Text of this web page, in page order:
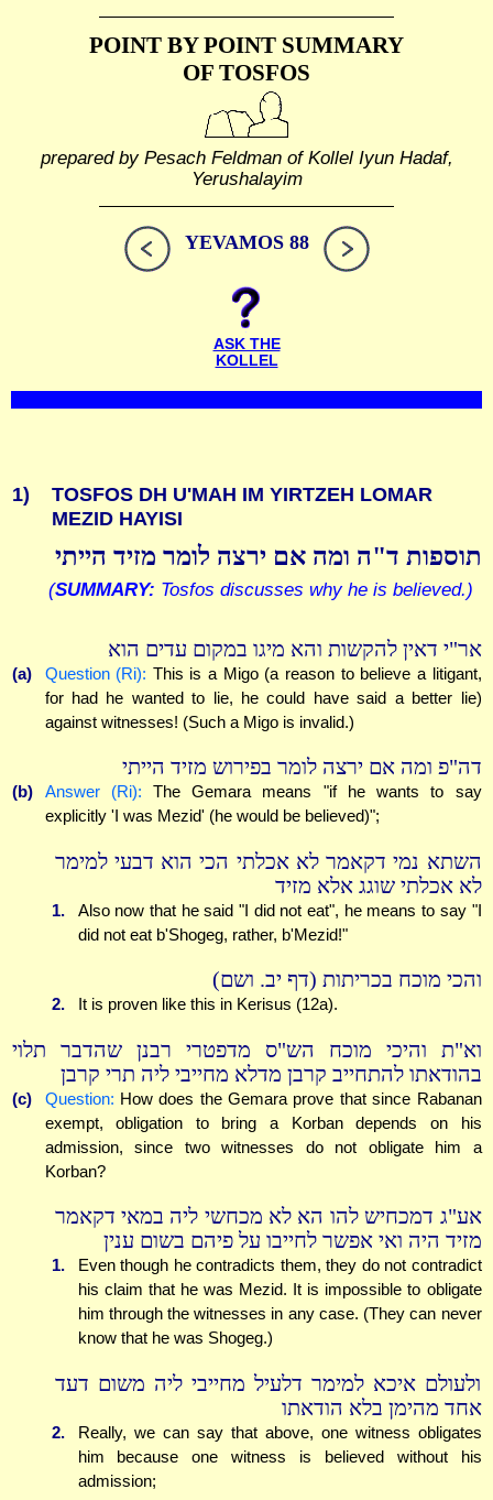
POINT BY POINT SUMMARY
OF TOSFOS
prepared by Pesach Feldman of Kollel Iyun Hadaf,
Yerushalayim
YEVAMOS 88
ASK THE
KOLLEL
1)
TOSFOS DH U'MAH IM YIRTZEH LOMAR
MEZID HAYISI
תוספות ד"ה ומה אם ירצה לומר מזיד הייתי
(SUMMARY: Tosfos discusses why he is believed.)
אר"י דאין להקשות והא מיגו במקום עדים הוא
(a) Question (Ri): This is a Migo (a reason to believe a litigant,
for had he wanted to lie, he could have said a better lie)
against witnesses! (Such a Migo is invalid.)
דה"פ ומה אם ירצה לומר בפירוש מזיד הייתי
(b) Answer (Ri): The Gemara means "if he wants to say
explicitly 'I was Mezid' (he would be believed)";
השתא נמי דקאמר לא אכלתי הכי הוא דבעי למימר
לא אכלתי שוגג אלא מזיד
1.
Also now that he said "I did not eat", he means to say "I
did not eat b'Shogeg, rather, b'Mezid!"
והכי מוכח בכריתות (דף יב. ושם)
2. It is proven like this in Kerisus (12a).
וא"ת והיכי מוכח הש"ס מדפטרי רבנן שהדבר תלוי
בהודאתו להתחייב קרבן מדלא מחייבי ליה תרי קרבן
(c) Question: How does the Gemara prove that since Rabanan
exempt, obligation to bring a Korban depends on his
admission, since two witnesses do not obligate him a
Korban?
אע"ג דמכחיש להו הא לא מכחשי ליה במאי דקאמר
מזיד היה ואי אפשר לחייבו על פיהם בשום ענין
1.
Even though he contradicts them, they do not contradict
his claim that he was Mezid. It is impossible to obligate
him through the witnesses in any case. (They can never
know that he was Shogeg.)
ולעולם איכא למימר דלעיל מחייבי ליה משום דעד
אחד מהימן בלא הודאתו
2.
Really, we can say that above, one witness obligates
him because one witness is believed without his
admission;